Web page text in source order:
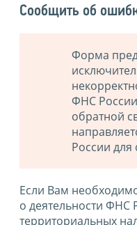
Сообщить об
Форма
ФНС
обратной
России для
Если Вам
о деятельности ФНС
территориальных